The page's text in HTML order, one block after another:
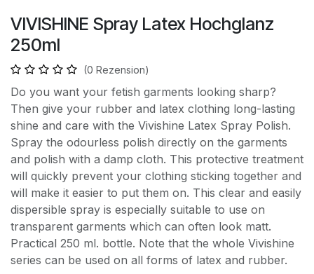
VIVISHINE Spray Latex Hochglanz
250ml
(0 Rezension)
Do you want your fetish garments looking sharp?
Then give your rubber and latex clothing long-lasting
shine and care with the Vivishine Latex Spray Polish.
Spray the odourless polish directly on the garments
and polish with a damp cloth. This protective treatment
will quickly prevent your clothing sticking together and
will make it easier to put them on. This clear and easily
dispersible spray is especially suitable to use on
transparent garments which can often look matt.
Practical 250 ml. bottle. Note that the whole Vivishine
series can be used on all forms of latex and rubber.